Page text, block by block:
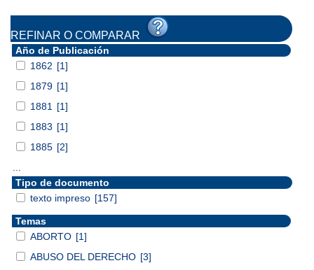
REFINAR O COMPARAR
Año de Publicación
1862 [1]
1879 [1]
1881
[1]
1883 [1]
1885 [2]
Tipo de documento
texto impreso [157]
Temas
ABORTO [1]
ABUSO DEL DERECHO [3]